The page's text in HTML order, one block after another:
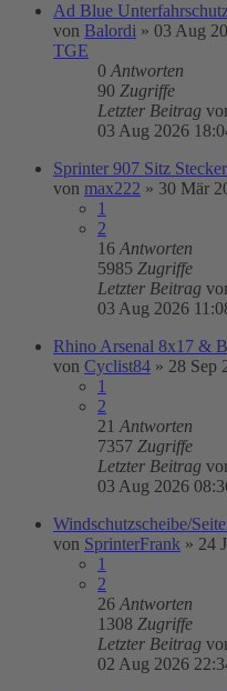
Ad Blue
von Balordi » 03 Aug
TGE
0 Antworten
90 Zugriffe
Letzter Beitrag
03 Aug 2026
Sprinter 907 Sitz Stecker
von max222 » 30 Mär
1
2
16 Antworten
5985 Zugriffe
Letzter Beitrag
03 Aug 2026
Rhino Arsenal 8x17 &
von Cyclist84 » 28 Sep
1
2
21 Antworten
7357 Zugriffe
Letzter Beitrag
03 Aug 2026
Windschutzscheibe/
von SprinterFrank » 24
1
2
26 Antworten
1308 Zugriffe
Letzter Beitrag
02 Aug 2026